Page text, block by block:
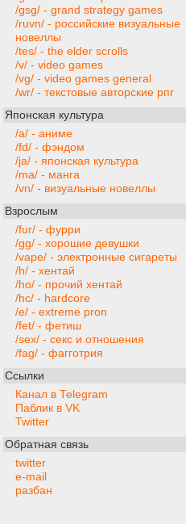
/gsg/ - grand strategy games
/ruvn/ - российские визуальные
новеллы
/tes/ - the elder scrolls
/v/ - video games
/vg/ - video games general
/wr/ - текстовые авторские рпг
Японская культура
/a/ - аниме
/fd/ - фэндом
/ja/ - японская культура
/ma/ - манга
/vn/ - визуальные новеллы
Взрослым
/fur/ - фурри
/gg/ - хорошие девушки
/vape/ - электронные сигареты
/h/ - хентай
/ho/ - прочий хентай
/hc/ - hardcore
/e/ - extreme pron
/fet/ - фетиш
/sex/ - секс и отношения
/fag/ - фагготрия
Ссылки
Канал в Telegram
Паблик в VK
Twitter
Обратная связь
twitter
e-mail
разбан